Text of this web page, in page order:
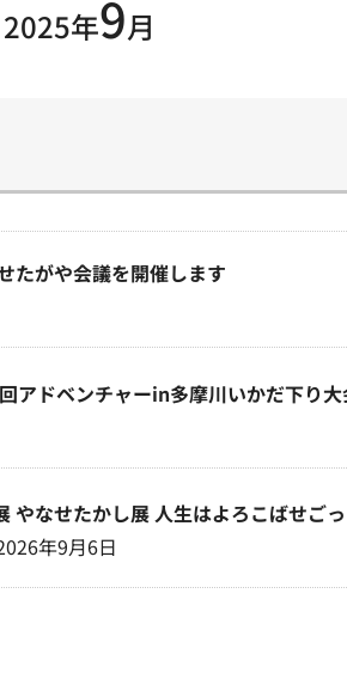
2025年9月
たがや会議を開催します
アドベンチャーin多摩川いかだ下り
やなせたかし展 人生はよろこばせご
年9月6日